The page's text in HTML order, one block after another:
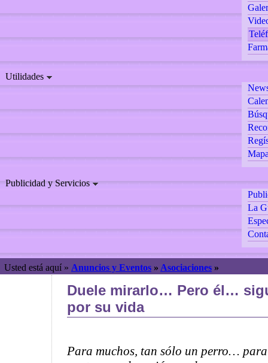
Utilidades
Publicidad y Servicios
La
Usted está aquí » Anuncios y Eventos » Asociaciones »
Duele mirarlo… Pero él…
por su vida
Para muchos, tan sólo un perro…